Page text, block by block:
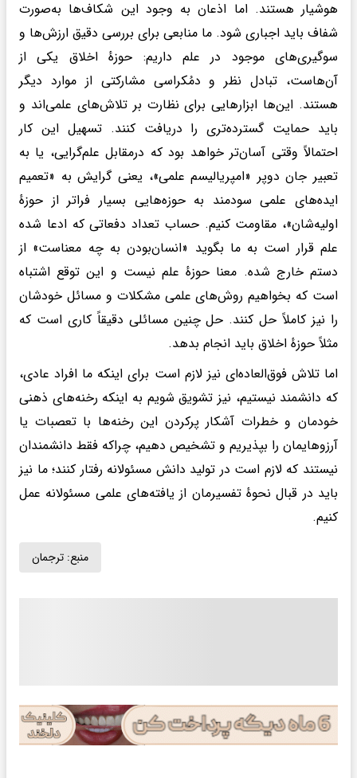
هوشیار هستند. اما اذعان به وجود این شکاف‌ها به‌صورت
شفاف باید اجباری شود. ما منابعی برای بررسی دقیق ارزش‌ها و
سوگیری‌های موجود در علم داریم: حوزهٔ اخلاق یکی از
آن‌هاست، تبادل نظر و دمُکراسی مشارکتی از موارد دیگر
هستند. این‌ها ابزارهایی برای نظارت بر تلاش‌های علمی‌اند و
باید حمایت گسترده‌تری را دریافت کنند. تسهیل این کار
احتمالاً وقتی آسان‌تر خواهد بود که درمقابل علم‌گرایی، یا به
تعبیر جان دوپر «امپریالیسم علمی»، یعنی گرایش به «تعمیم
ایده‌‌های علمی سودمند به حوزه‌هایی بسیار فراتر از حوزهٔ
اولیه‌شان»، مقاومت کنیم. حساب تعداد دفعاتی که ادعا شده
علم قرار است به ما بگوید «انسان‌بودن به چه معناست» از
دستم خارج شده. معنا حوزهٔ علم نیست و این توقع اشتباه
است که بخواهیم روش‌های علمی مشکلات و مسائل خودشان
را نیز کاملاً حل کنند. حل چنین مسائلی دقیقاً کاری است که
مثلاً حوزهٔ اخلاق باید انجام بدهد.
اما تلاش فوق‌العاده‌ای نیز لازم است برای اینکه ما افراد عادی،
که دانشمند نیستیم، نیز تشویق شویم به اینکه رخنه‌های ذهنی
خودمان و خطرات آشکار پرکردن این رخنه‌ها با تعصبات یا
آرزوهایمان را بپذیریم و تشخیص دهیم، چراکه فقط دانشمندان
نیستند که لازم است در تولید دانش مسئولانه رفتار کنند؛ ما نیز
باید در قبال نحوهٔ تفسیرمان از یافته‌های علمی مسئولانه عمل
کنیم.
منبع: ترجمان